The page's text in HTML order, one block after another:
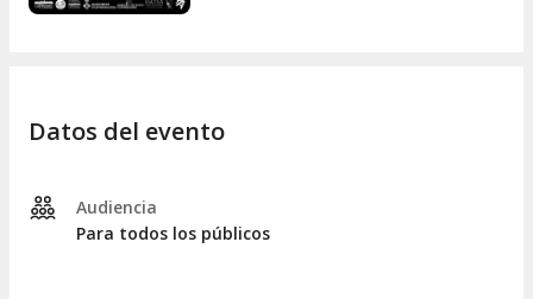
Datos del evento
Audiencia
Para todos los públicos